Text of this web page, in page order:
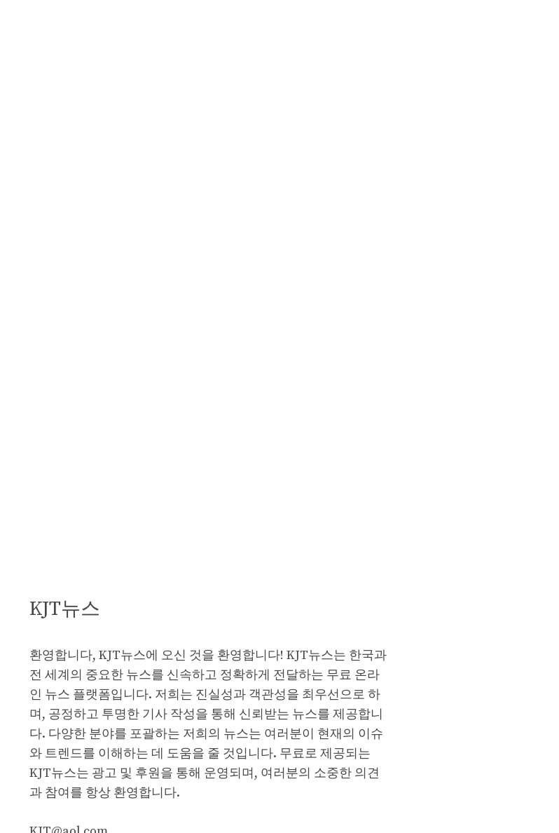
KJT뉴스
환영합니다, KJT뉴스에 오신 것을 환영합니다! KJT뉴스는 한국과
전 세계의 중요한 뉴스를 신속하고 정확하게 전달하는 무료 온라
인 뉴스 플랫폼입니다. 저희는 진실성과 객관성을 최우선으로 하
며, 공정하고 투명한 기사 작성을 통해 신뢰받는 뉴스를 제공합니
다. 다양한 분야를 포괄하는 저희의 뉴스는 여러분이 현재의 이슈
와 트렌드를 이해하는 데 도움을 줄 것입니다. 무료로 제공되는
KJT뉴스는 광고 및 후원을 통해 운영되며, 여러분의 소중한 의견
과 참여를 항상 환영합니다.